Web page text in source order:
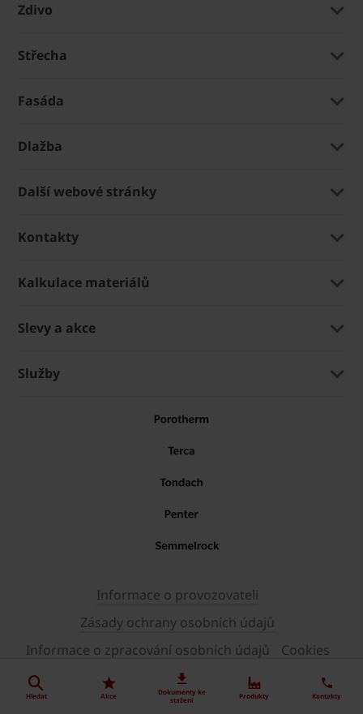
Hledat Akce
Dokumenty ke
stažení
Produkty Kontakty
Zdivo
Střecha
Fasáda
Dlažba
Další webové stránky
Kontakty
Kalkulace materiálů
Slevy a akce
Služby
Informace o provozovateli
Zásady ochrany osobních údajů
Informace o zpracování osobních údajů
Cookies
© 2026 wienerberger